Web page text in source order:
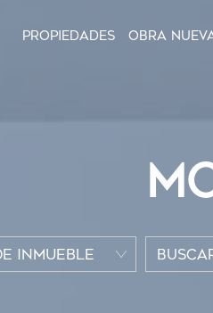
Propiedades Obra
INMUEBLE